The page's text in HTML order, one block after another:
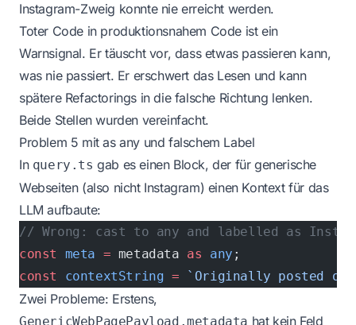
Instagram-Zweig konnte nie erreicht werden.
Toter Code in produktionsnahem Code ist ein
Warnsignal. Er täuscht vor, dass etwas passieren kann,
was nie passiert. Er erschwert das Lesen und kann
spätere Refactorings in die falsche Richtung lenken.
Beide Stellen wurden vereinfacht.
Problem 5 mit as any und falschem Label
In query.ts gab es einen Block, der für generische
Webseiten (also nicht Instagram) einen Kontext für das
LLM aufbaute:
// Wrong: cast to any and labelled as
const
meta = metadata as any ;
const
contextString = `Originally posted on
Zwei Probleme: Erstens,
GenericWebPagePayload.metadata hat kein Feld